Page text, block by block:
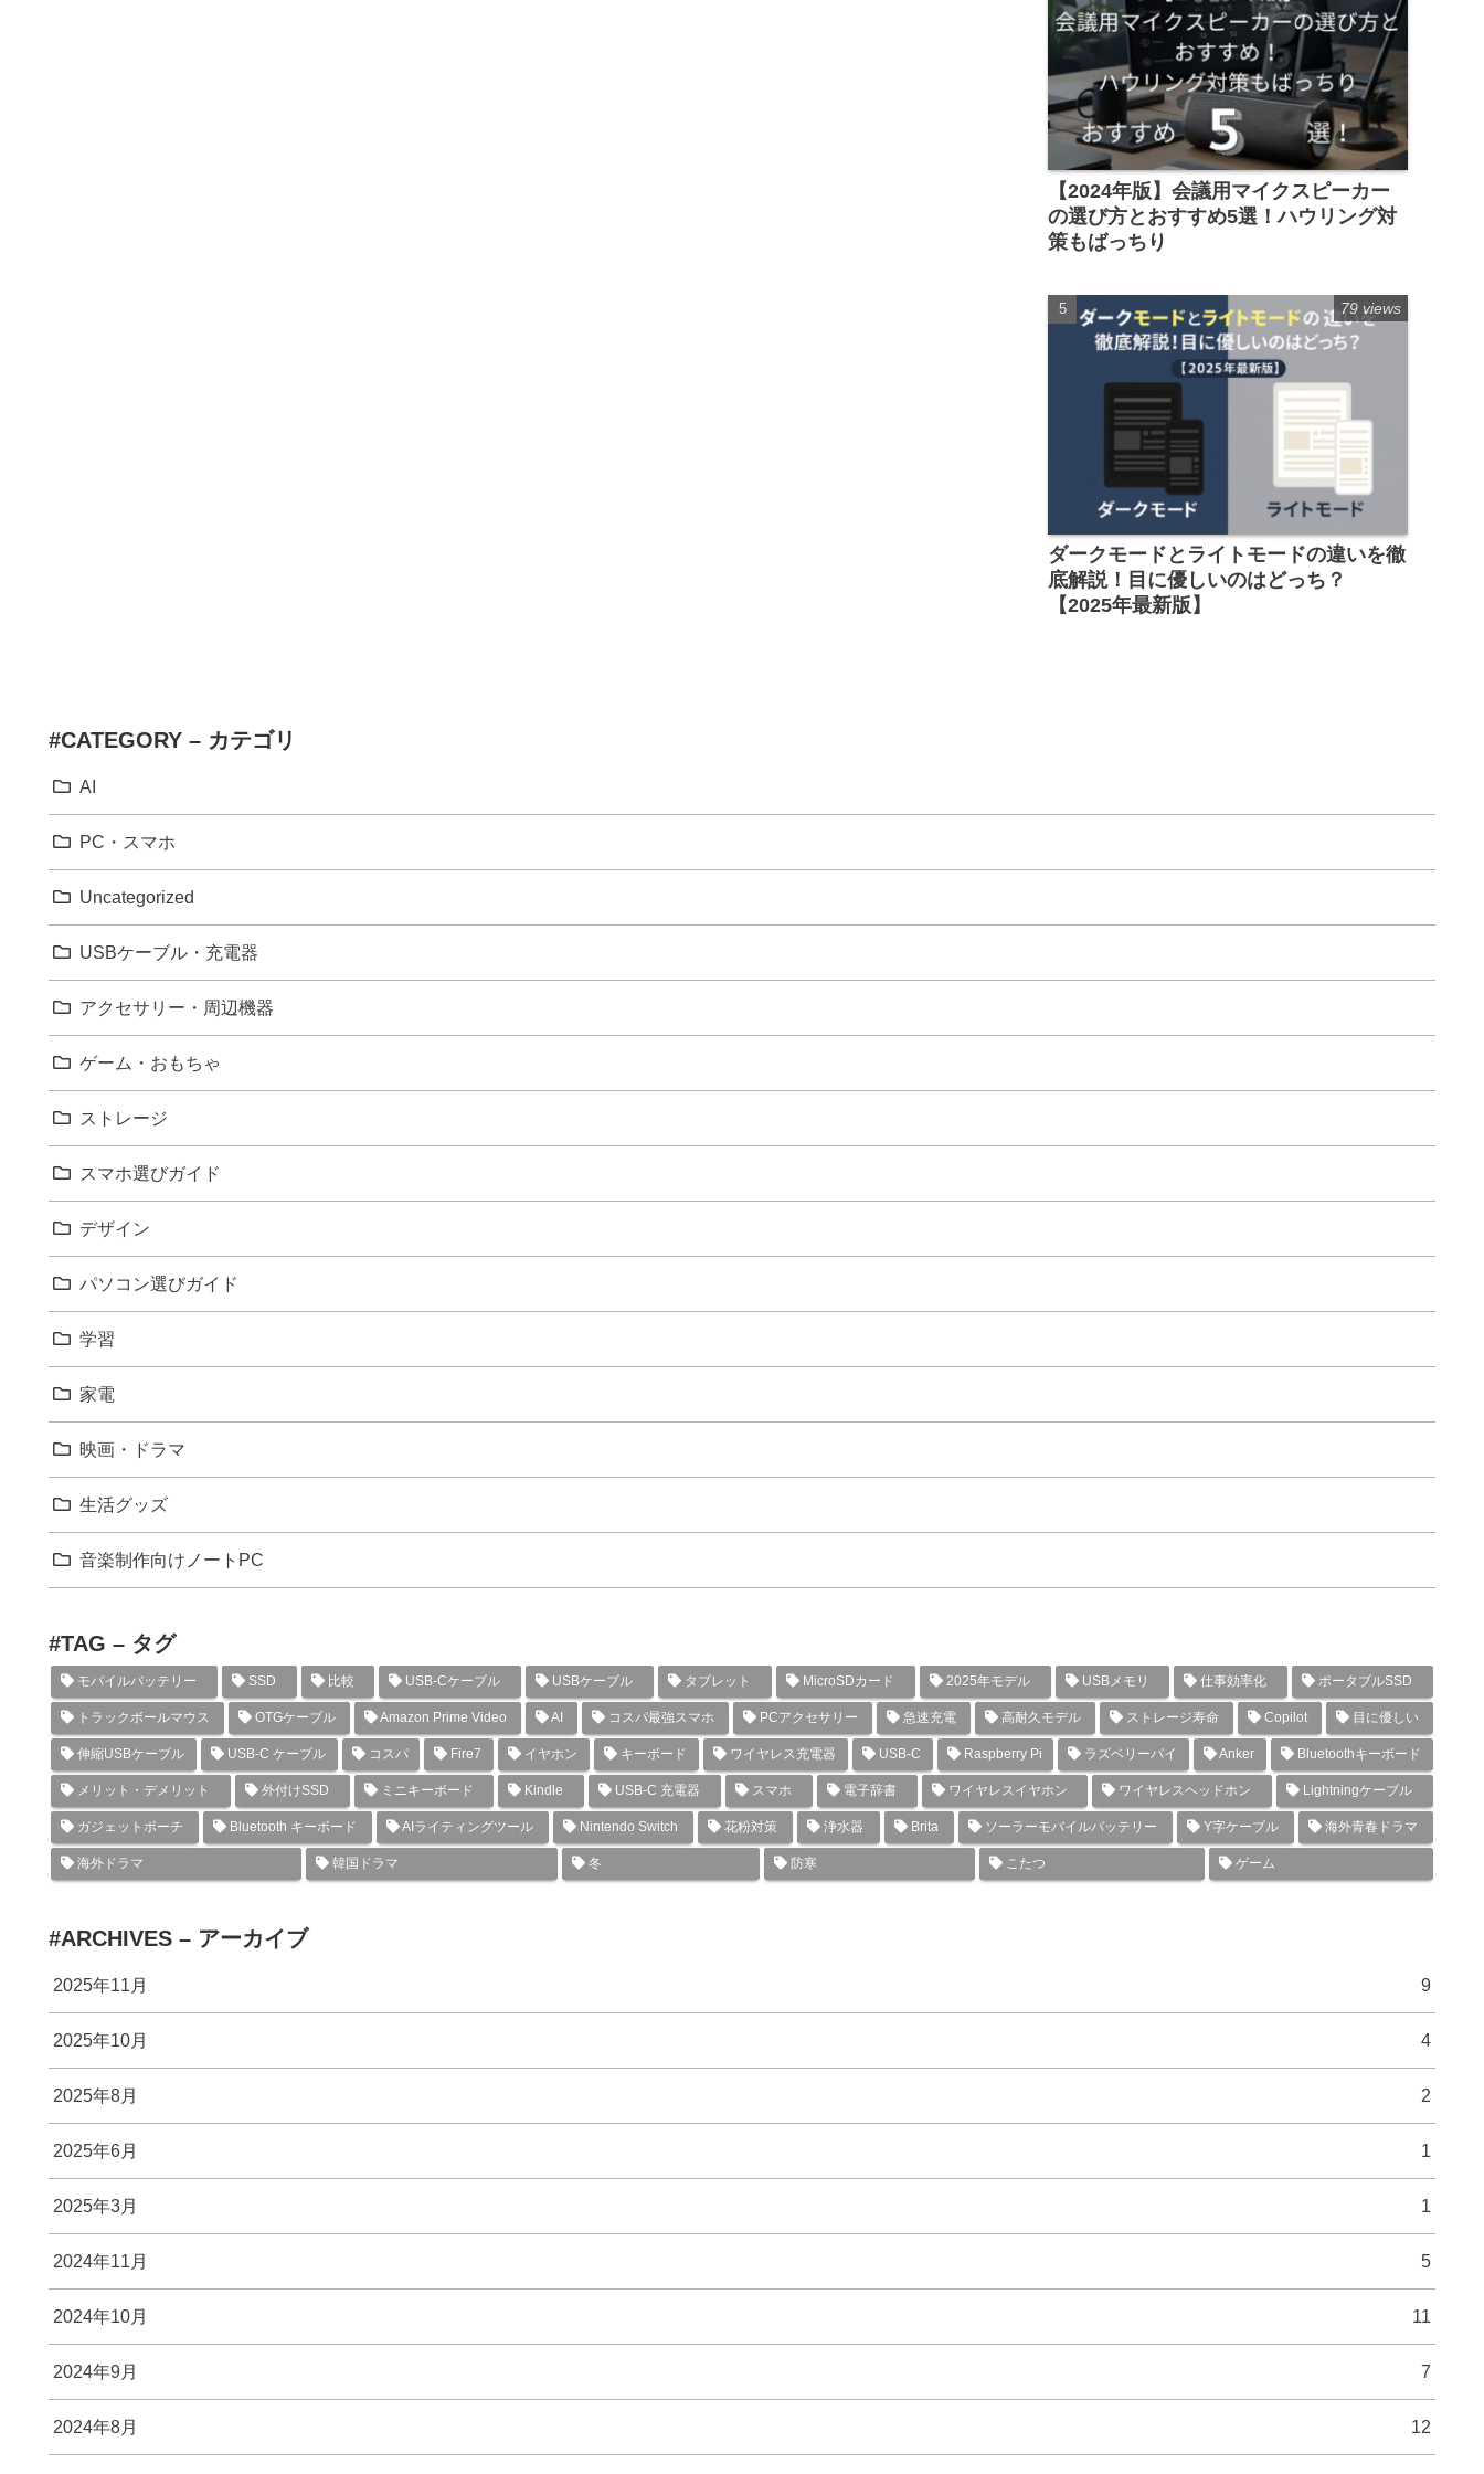
【2024年版】会議用マイクスピーカー
の選び方とおすすめ5選！ハウリング対
策もばっちり
ダークモードとライトモードの違いを徹
底解説！目に優しいのはどっち？
【2025年最新版】
79 views
#CATEGORY – カテゴリ
AI
PC・スマホ
Uncategorized
USBケーブル・充電器
アクセサリー・周辺機器
ゲーム・おもちゃ
ストレージ
スマホ選びガイド
デザイン
パソコン選びガイド
学習
家電
映画・ドラマ
生活グッズ
音楽制作向けノートPC
#TAG – タグ
モバイルバッテリー SSD 比較 USB-Cケーブル USBケーブル タブレット MicroSDカード 2025年モデル USBメモリ 仕事効率化 ポータブルSSD
トラックボールマウス OTGケーブル Amazon Prime Video AI コスパ最強スマホ PCアクセサリー 急速充電 高耐久モデル ストレージ寿命 Copilot 目に優しい
伸縮USBケーブル USB-C ケーブル コスパ Fire7 イヤホン キーボード ワイヤレス充電器 USB-C Raspberry Pi ラズベリーパイ Anker Bluetoothキーボード
メリット・デメリット 外付けSSD ミニキーボード Kindle USB-C 充電器 スマホ 電子辞書 ワイヤレスイヤホン ワイヤレスヘッドホン Lightningケーブル
ガジェットポーチ Bluetooth キーボード AIライティングツール Nintendo Switch 花粉対策 浄水器 Brita ソーラーモバイルバッテリー Y字ケーブル 海外青春ドラマ
海外ドラマ 韓国ドラマ 冬 防寒 こたつ ゲーム
#ARCHIVES – アーカイブ
2025年11月 9
2025年10月 4
2025年8月 2
2025年6月 1
2025年3月 1
2024年11月 5
2024年10月 11
2024年9月 7
2024年8月 12